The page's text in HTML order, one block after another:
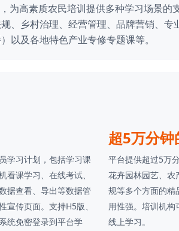
为高素质农民培训提供多种学习场景的支
、乡村治理、经营管理、品牌营销、专
以及各地特色产业专修专题课等。
习计划，包括学习课
课学习、在线考试、
查看、导出等数据管
宣传页面。支持H5版、
系统免密登录到平台学
超5万分钟
平台提供超过5万分
花卉园林园艺、
规等多个方面的精
用性强。培训机
线上学习。